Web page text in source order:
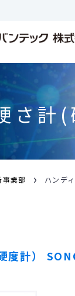
さ計(
事業部 › ハンデ
度計）